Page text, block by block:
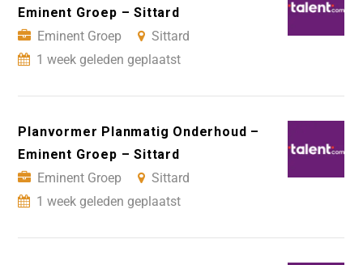
Eminent Groep – Sittard
Eminent Groep
Sittard
1 week geleden geplaatst
Planvormer Planmatig Onderhoud –
Eminent Groep – Sittard
Eminent Groep
Sittard
1 week geleden geplaatst